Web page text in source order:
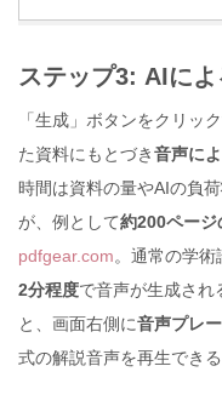
ステップ3: AIに
「生成」ボタンをクリッ
た資料にもとづき音声に
時間は資料の量やAIの負
が、例として約200ページ
pdfgear.com。通常の学
2分程度で音声が生成され
と、画面右側に音声プレ
式の解説音声を再生でき